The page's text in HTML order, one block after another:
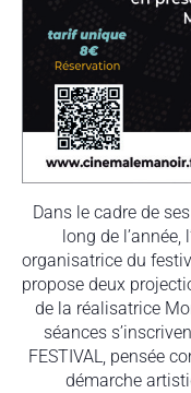
Dans le cadre de
long de l’année,
organisatrice du
propose deux
de la réalisatrice
séances
FESTIVAL, pensée
démarche